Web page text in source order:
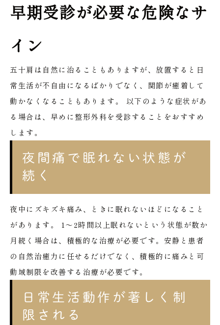
早期受診が必要な危険なサ
イン
五十肩は自然に治ることもありますが、放置すると日
常生活が不自由になるばかりでなく、関節が癒着して
動かなくなることもあります。
以下のような症状があ
る場合は、早めに整形外科を受診することをおすすめ
します。
夜間痛で眠れない状態が
続く
夜中にズキズキ痛み、ときに眠れないほどになること
があります。
1〜2時間以上眠れないという状態が数か
月続く場合は、積極的な治療が必要です。安静と患者
の自然治癒力に任せるだけでなく、積極的に痛みと可
動域制限を改善する治療が必要です。
日常生活動作が著しく制
限される